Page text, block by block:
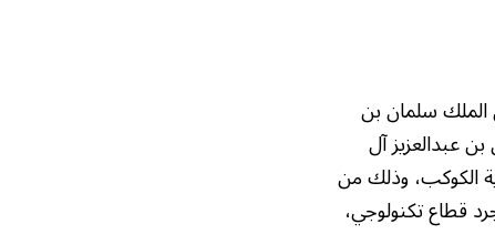
الملك سلمان بن
عبدالعزيز آل
الكوكب، وذلك من
قطاع تكنولوجي،